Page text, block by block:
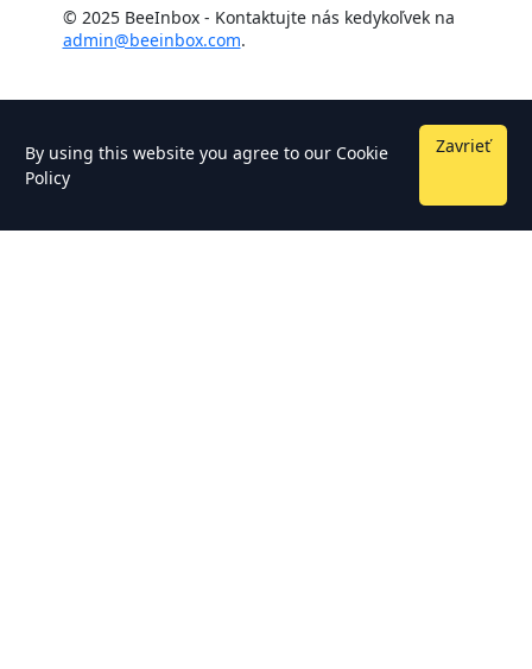
© 2025 BeeInbox - Kontaktujte nás kedykoľvek na
admin@beeinbox.com.
By using this website you agree to our Cookie
Policy
Zavrieť